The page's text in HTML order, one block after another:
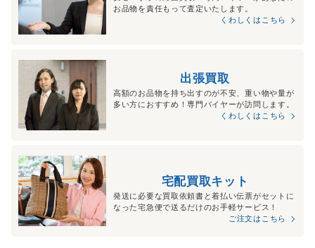
お品物を責任もって査定いたします。
くわしくはこちら
出張買取
高額のお品物を持ち出すのが不安、重い物や量が
多い方におすすめ！専門バイヤーが訪問します。
くわしくはこちら
宅配買取キット
発送に必要な買取依頼書と着払い伝票がセットに
なった宅急便で送るだけのお手軽サービス！
ご注文はこちら